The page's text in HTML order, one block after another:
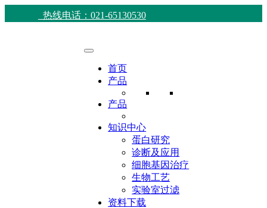
热线电话：021-65130530
首页
产品
产品
知识中心
蛋白研究
诊断及应用
细胞基因治疗
生物工艺
实验室过滤
资料下载